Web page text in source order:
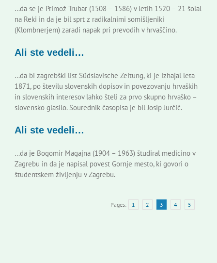
…da se je Primož Trubar (1508 – 1586) v letih 1520 – 21 šolal
na Reki in da je bil sprt z radikalnimi somišljeniki
(Klombnerjem) zaradi napak pri prevodih v hrvaščino.
Ali ste vedeli…
…da bi zagrebški list Südslavische Zeitung, ki je izhajal leta
1871, po številu slovenskih dopisov in povezovanju hrvaških
in slovenskih interesov lahko šteli za prvo skupno hrvaško –
slovensko glasilo. Sourednik časopisa je bil Josip Jurčič.
Ali ste vedeli…
…da je Bogomir Magajna (1904 – 1963) študiral medicino v
Zagrebu in da je napisal povest Gornje mesto, ki govori o
študentskem življenju v Zagrebu.
Pages: 1 2 3 4 5